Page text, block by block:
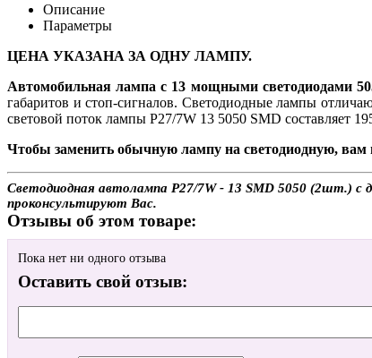
Описание
Параметры
ЦЕНА УКАЗАНА ЗА ОДНУ ЛАМПУ.
Автомобильная лампа с 13 мощными светодиодами
габаритов и стоп-сигналов. Светодиодные лампы
световой поток лампы P27/7W 13 5050 SMD составляет
Чтобы заменить обычную лампу на светодиодную, вам
Светодиодная автолампа P27/7W - 13 SMD 5050 (2шт.) с
проконсультируют Вас.
Отзывы об этом товаре:
Пока нет ни одного отзыва
Оставить свой отзыв: